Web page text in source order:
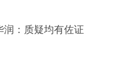
：质疑均有佐证